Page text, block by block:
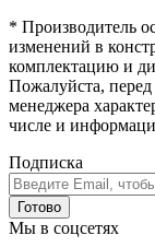
* Производитель
изменений в
комплектацию и
Пожалуйста,
менеджера
числе и
Подписка
Готово
Мы в соцсетях